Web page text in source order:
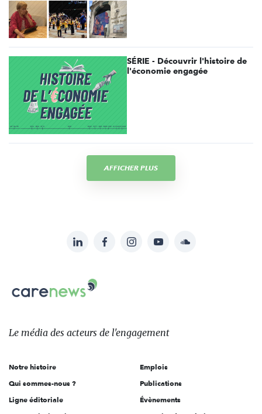
SÉRIE - Découvrir l'histoire de
l'économie engagée
AFFICHER PLUS
sur:
LinkedInFacebookInstagramYouTubeSoundcloud
Carenews,
Le
des
l'engagement
Le média des acteurs de l'engagement
Notre histoire
Qui sommes-nous ?
Ligne éditoriale
Emplois
Publications
Évènements